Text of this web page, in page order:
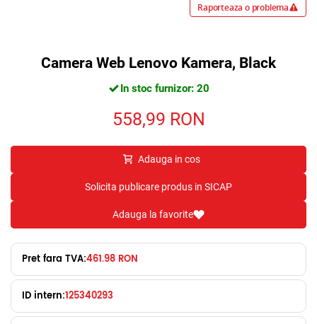
Raporteaza o problema
Camera Web Lenovo Kamera, Black
In stoc furnizor: 20
558,99 RON
Adauga in cos
Solicita publicare produs in SICAP
Adauga la favorite
Pret fara TVA:461.98 RON
ID intern:125340293